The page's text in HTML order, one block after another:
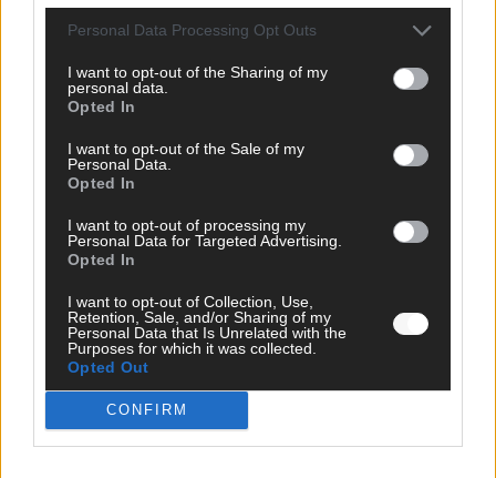
Personal Data Processing Opt Outs
I want to opt-out of the Sharing of my
personal data.
Opted In
I want to opt-out of the Sale of my
Personal Data.
Opted In
I want to opt-out of processing my
Personal Data for Targeted Advertising.
Opted In
I want to opt-out of Collection, Use,
Retention, Sale, and/or Sharing of my
Personal Data that Is Unrelated with the
Purposes for which it was collected.
Opted Out
CONFIRM
Das Papierboot kommt aus Basel: JJ eröffnet das ESC-
Mai 2026
EUROVISION
Dänemark eröffnet, Österreich beschließt: Die
Startreihenfolge des ESC-Finales 2026 im Überblick
Mai 2026
ANZEIGE